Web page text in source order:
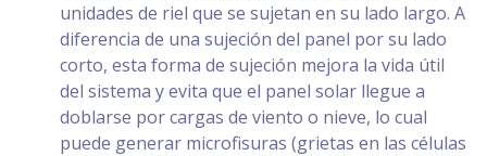
unidades de riel que se sujetan en su lado largo. A
diferencia de una sujeción del panel por su lado
corto, esta forma de sujeción mejora la vida útil
del sistema y evita que el panel solar llegue a
doblarse por cargas de viento o nieve, lo cual
puede generar microfisuras (grietas en las células